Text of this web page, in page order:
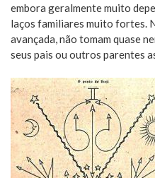
embora geralmente muito
laços familiares muito fortes.
avançada, não tomam quase
seus pais ou outros parentes